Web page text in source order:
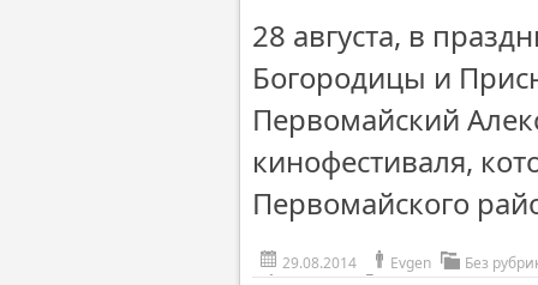
28 августа, в
Богородицы и
Первомайский
кинофестиваля,
Первомайского
29.08.2014 Evgen Без